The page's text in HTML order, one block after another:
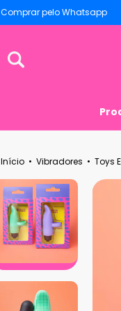
Comprar pelo Whatsapp
Início • Vibradores • Toys